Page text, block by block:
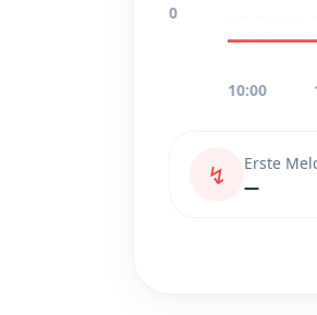
0
10:00
↯
Erste
—